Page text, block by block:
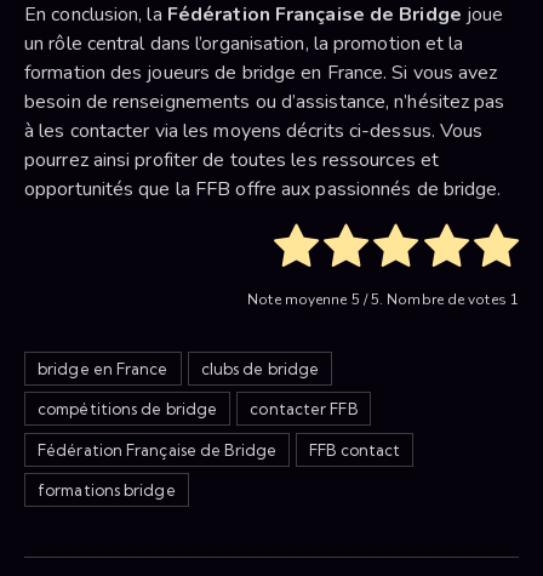
En conclusion, la Fédération Française de Bridge joue
un rôle central dans l’organisation, la promotion et la
formation des joueurs de bridge en France. Si vous avez
besoin de renseignements ou d’assistance, n’hésitez pas
à les contacter via les moyens décrits ci-dessus. Vous
pourrez ainsi profiter de toutes les ressources et
opportunités que la FFB offre aux passionnés de bridge.
Note moyenne 5 / 5. Nombre de votes 1
bridge en France clubs de bridge
compétitions de bridge contacter FFB
Fédération Française de Bridge FFB contact
formations bridge